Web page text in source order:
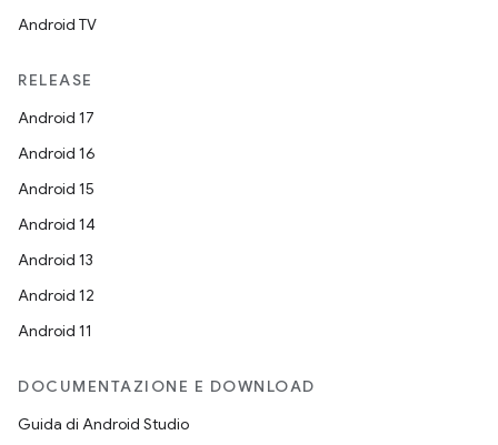
Android TV
RELEASE
Android 17
Android 16
Android 15
Android 14
Android 13
Android 12
Android 11
DOCUMENTAZIONE E DOWNLOAD
Guida di Android Studio